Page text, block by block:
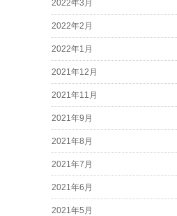
2022年3月
2022年2月
2022年1月
2021年12月
2021年11月
2021年9月
2021年8月
2021年7月
2021年6月
2021年5月